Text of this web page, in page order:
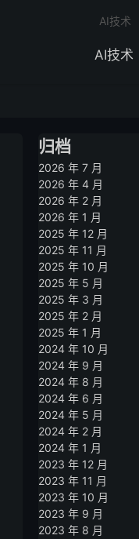
AI技术
AI技术
归档
2026 年 7 月
2026 年 4 月
2026 年 2 月
2026 年 1 月
2025 年 12 月
2025 年 11 月
2025 年 10 月
2025 年 5 月
2025 年 3 月
2025 年 2 月
2025 年 1 月
2024 年 10 月
2024 年 9 月
2024 年 8 月
2024 年 6 月
2024 年 5 月
2024 年 2 月
2024 年 1 月
2023 年 12 月
2023 年 11 月
2023 年 10 月
2023 年 9 月
2023 年 8 月